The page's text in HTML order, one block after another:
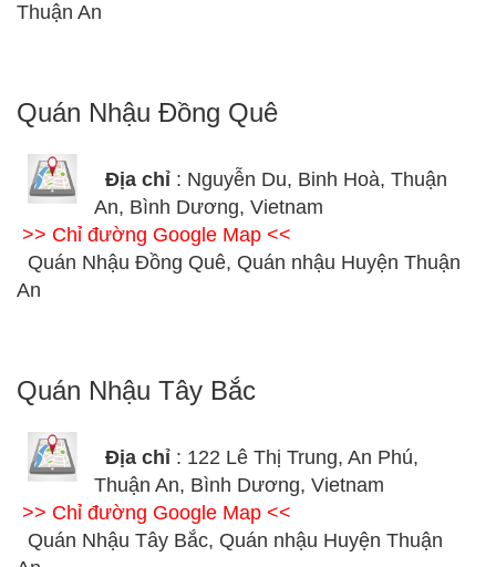
Thuận An
Quán Nhậu Đồng Quê
Địa chỉ : Nguyễn Du, Binh Hoà, Thuận
An, Bình Dương, Vietnam
>> Chỉ đường Google Map <<
Quán Nhậu Đồng Quê, Quán nhậu Huyện Thuận
An
Quán Nhậu Tây Bắc
Địa chỉ : 122 Lê Thị Trung, An Phú,
Thuận An, Bình Dương, Vietnam
>> Chỉ đường Google Map <<
Quán Nhậu Tây Bắc, Quán nhậu Huyện Thuận